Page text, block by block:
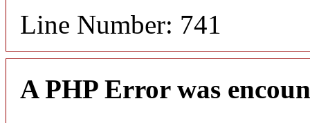
Line Number: 741
A PHP Error was